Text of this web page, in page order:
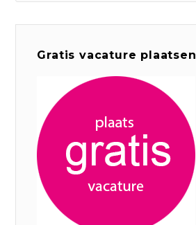
Gratis vacature plaatsen